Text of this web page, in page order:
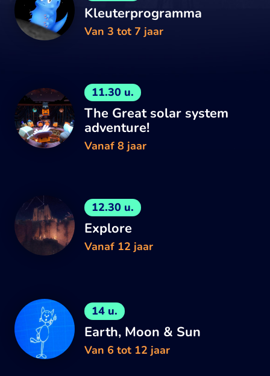
Kleuterprogramma
Van 3 tot 7 jaar
11.30 u.
The Great solar system
adventure!
Vanaf 8 jaar
12.30 u.
Explore
Vanaf 12 jaar
14 u.
Earth, Moon & Sun
Van 6 tot 12 jaar